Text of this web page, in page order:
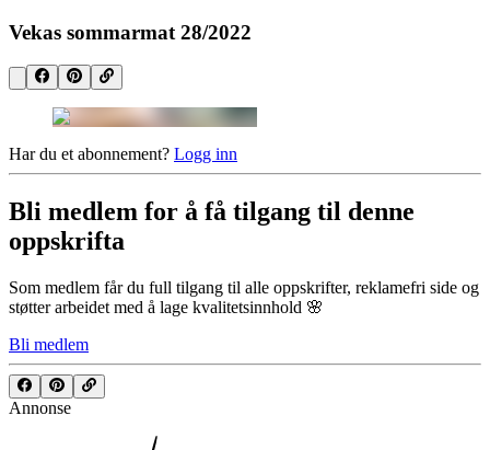
Vekas sommarmat 28/2022
Har du et abonnement? Logg inn
Bli medlem for å få tilgang til denne
oppskrifta
Som medlem får du full tilgang til alle oppskrifter, reklamefri side og
støtter arbeidet med å lage kvalitetsinnhold 🌸
Bli medlem
Annonse